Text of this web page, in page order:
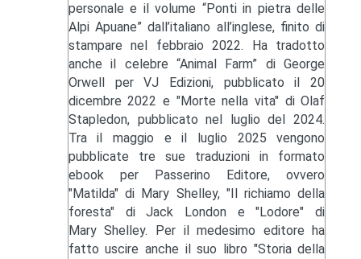
personale e il volume “Ponti in pietra delle
Alpi Apuane” dall’italiano all’inglese, finito di
stampare nel febbraio 2022. Ha tradotto
anche il celebre “Animal Farm” di George
Orwell per VJ Edizioni, pubblicato il 20
dicembre 2022 e "Morte nella vita" di Olaf
Stapledon, pubblicato nel luglio del 2024.
Tra il maggio e il luglio 2025 vengono
pubblicate tre sue traduzioni in formato
ebook per Passerino Editore, ovvero
"Matilda" di Mary Shelley, "Il richiamo della
foresta" di Jack London e "Lodore" di
Mary Shelley. Per il medesimo editore ha
fatto uscire anche il suo libro "Storia della